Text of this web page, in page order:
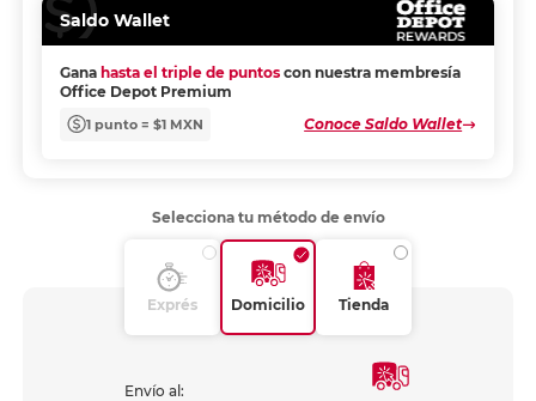
Saldo Wallet
Gana hasta el triple de puntos con nuestra membresía
Office Depot Premium
1 punto = $1 MXN Conoce Saldo Wallet
Selecciona tu método de envío
Exprés Domicilio Tienda
Envío al: